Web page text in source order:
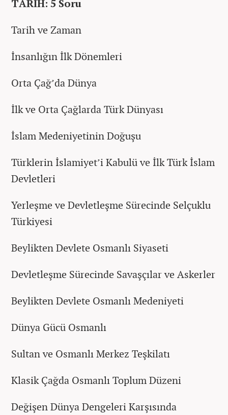
TARİH: 5 Soru
Tarih ve Zaman
İnsanlığın İlk Dönemleri
Orta Çağ’da Dünya
İlk ve Orta Çağlarda Türk Dünyası
İslam Medeniyetinin Doğuşu
Türklerin İslamiyet’i Kabulü ve İlk Türk İslam
Devletleri
Yerleşme ve Devletleşme Sürecinde Selçuklu
Türkiyesi
Beylikten Devlete Osmanlı Siyaseti
Devletleşme Sürecinde Savaşçılar ve Askerler
Beylikten Devlete Osmanlı Medeniyeti
Dünya Gücü Osmanlı
Sultan ve Osmanlı Merkez Teşkilatı
Klasik Çağda Osmanlı Toplum Düzeni
Değişen Dünya Dengeleri Karşısında